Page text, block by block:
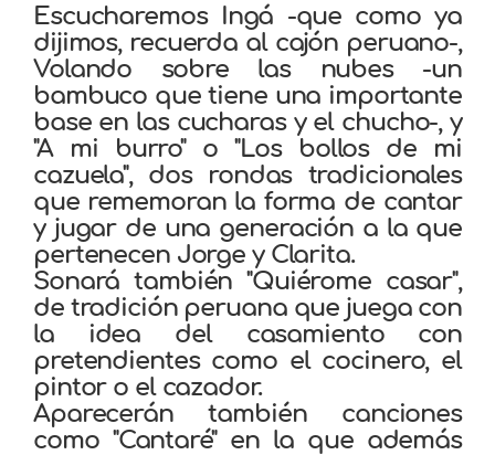
Escucharemos Ingá -que como ya
dijimos, recuerda al cajón peruano-,
Volando sobre las nubes -un
bambuco que tiene una importante
base en las cucharas y el chucho-, y
"A mi burro" o "Los bollos de mi
cazuela", dos rondas tradicionales
que rememoran la forma de cantar
y jugar de una generación a la que
pertenecen Jorge y Clarita.
Sonará también "Quiérome casar",
de tradición peruana que juega con
la idea del casamiento con
pretendientes como el cocinero, el
pintor o el cazador.
Aparecerán también canciones
como "Cantaré" en la que además